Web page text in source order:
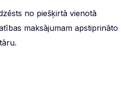
no piešķirtā vienotā
maksājumam apstiprināto